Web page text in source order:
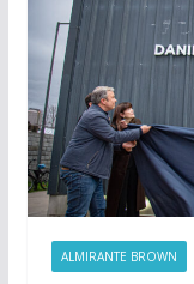
ALMIRANTE BROWN